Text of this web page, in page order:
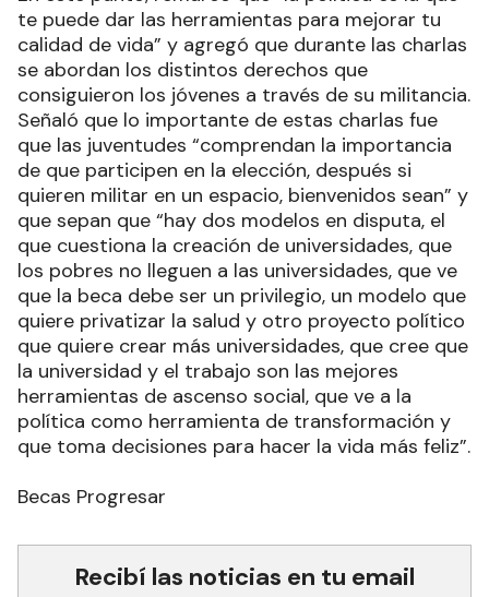
te puede dar las herramientas para mejorar tu
calidad de vida” y agregó que durante las charlas
se abordan los distintos derechos que
consiguieron los jóvenes a través de su militancia.
Señaló que lo importante de estas charlas fue
que las juventudes “comprendan la importancia
de que participen en la elección, después si
quieren militar en un espacio, bienvenidos sean” y
que sepan que “hay dos modelos en disputa, el
que cuestiona la creación de universidades, que
los pobres no lleguen a las universidades, que ve
que la beca debe ser un privilegio, un modelo que
quiere privatizar la salud y otro proyecto político
que quiere crear más universidades, que cree que
la universidad y el trabajo son las mejores
herramientas de ascenso social, que ve a la
política como herramienta de transformación y
que toma decisiones para hacer la vida más feliz”.
Becas Progresar
Recibí las noticias en tu email